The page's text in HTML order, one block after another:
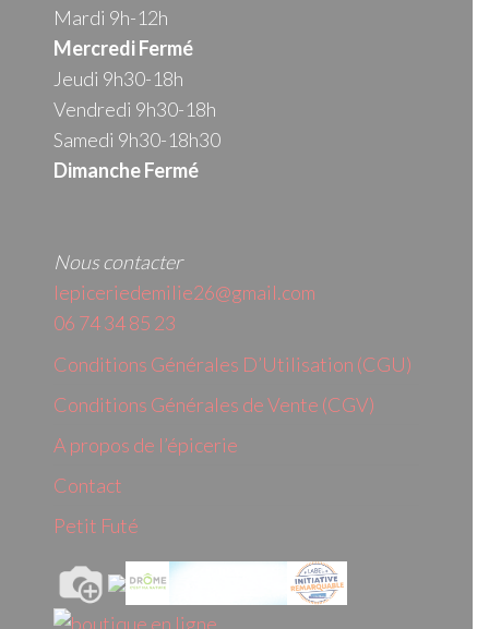
Mardi 9h-12h
MercrediFermé
Jeudi 9h30-18h
Vendredi 9h30-18h
Samedi 9h30-18h30
Dimanche Fermé
Nous contacter
lepiceriedemilie26@gmail.com
06 74 34 85 23
Conditions Générales D’Utilisation (CGU)
Conditions Générales de Vente (CGV)
A propos de l’épicerie
Contact
Petit Futé